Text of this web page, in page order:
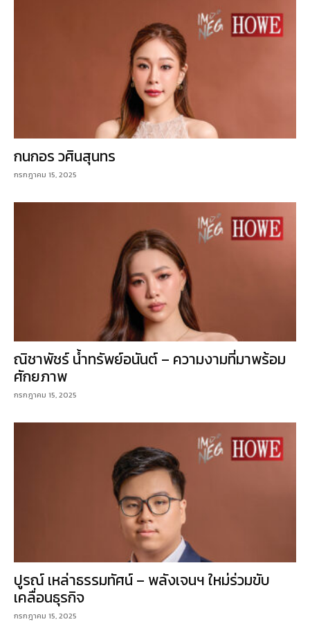
กนกอร วศินสุนทร
กรกฎาคม 15, 2025
ณิชาพัชร์ น้ำทรัพย์อนันต์ – ความงามที่มาพร้อม
ศักยภาพ
กรกฎาคม 15, 2025
ปูรณ์ เหล่าธรรมทัศน์ – พลังเจนฯ ใหม่ร่วมขับ
เคลื่อนธุรกิจ
กรกฎาคม 15, 2025